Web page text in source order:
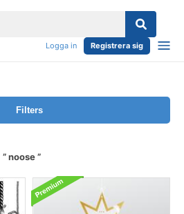
Logga in Registrera sig
Filters
noose